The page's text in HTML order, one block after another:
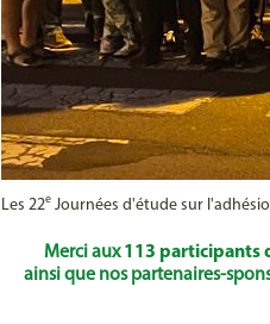
Les 22e Journées d'étude sur
Merci aux113 participants
ainsi que nos partenaires-